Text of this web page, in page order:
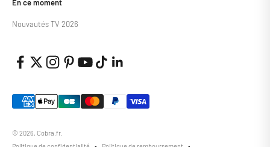
En ce moment
Nouvautés TV 2026
© 2026, Cobra.fr.